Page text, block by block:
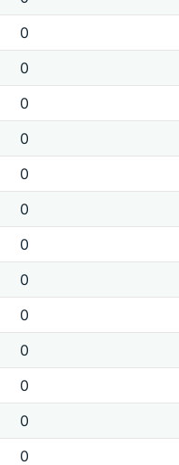
0
0
0
0
0
0
0
0
0
0
0
0
0